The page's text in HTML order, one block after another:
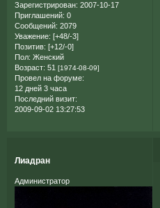
Зарегистрирован: 2007-10-17
Приглашений: 0
Сообщений: 2079
Уважение: [+48/-3]
Позитив: [+12/-0]
Пол: Женский
Возраст: 51 [1974-08-09]
Провел на форуме:
12 дней 3 часа
Последний визит:
2009-09-02 13:27:53
Лиадран
Администратор